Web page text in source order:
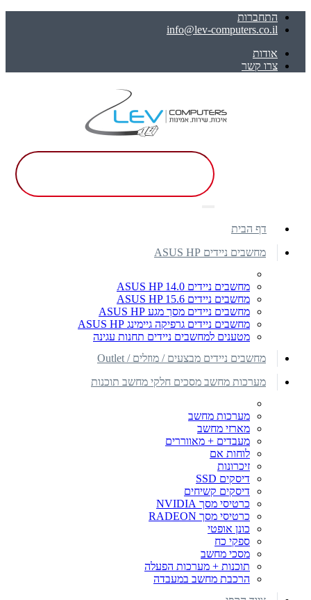
התחברות
info@lev-computers.co.il
אודות
צרו קשר
דף הבית
מחשבים ניידים ASUS HP
מחשבים ניידים ASUS HP 14.0
מחשבים ניידים ASUS HP 15.6
מחשבים ניידים מסך מגע ASUS HP
מחשבים ניידים גרפיקה גיימינג ASUS HP
מטענים למחשבים ניידים תחנות עגינה
מחשבים ניידים מבצעים / מוזלים / Outlet
מערכות מחשב מסכים חלקי מחשב תוכנות
מערכות מחשב
מארזי מחשב
מעבדים + מאווררים
לוחות אם
זיכרונות
דיסקים SSD
דיסקים קשיחים
כרטיסי מסך NVIDIA
כרטיסי מסך RADEON
כונן אופטי
ספקי כח
מסכי מחשב
תוכנות + מערכות הפעלה
הרכבת מחשב במעבדה